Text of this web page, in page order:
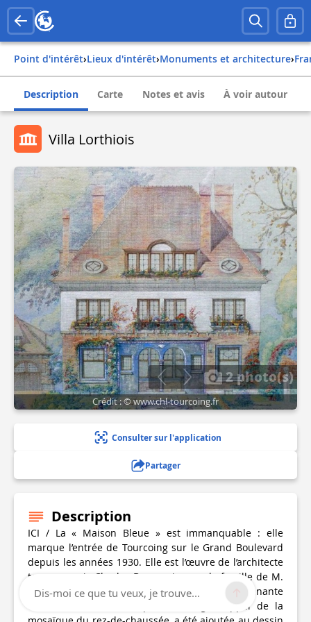
Point d'intérêt› Lieux d'intérêt› Monuments et architecture›
Description Carte Notes et avis À voir autour
Villa Lorthiois
2 photo(s)
Crédit : © www.chl-tourcoing.fr
Consulter sur l'application
Partager
Description
ICI / La « Maison Bleue » est immanquable : elle
marque l’entrée de Tourcoing sur le Grand Boulevard
depuis les années 1930. Elle est l’œuvre de l’architecte
tourquennois Charles Bourgeois pour la famille de M.
Lorthiois, un filateur. Remarquez que l’étonnante
couleur bleue de son premier étage, rappel de la
Dis-moi ce que tu veux, je trouve...